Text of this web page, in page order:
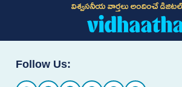
విశ్వసనీయ వార్తలు అందించే
Follow Us: